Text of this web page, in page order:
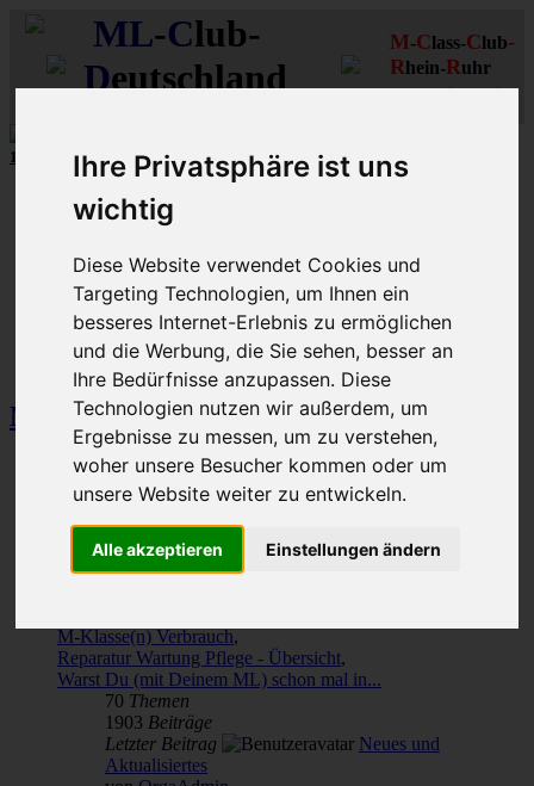
Ihre Privatsphäre ist uns
wichtig
Diese Website verwendet Cookies und
Targeting Technologien, um Ihnen ein
besseres Internet-Erlebnis zu ermöglichen
und die Werbung, die Sie sehen, besser an
Ihre Bedürfnisse anzupassen. Diese
Technologien nutzen wir außerdem, um
Ergebnisse zu messen, um zu verstehen,
woher unsere Besucher kommen oder um
unsere Website weiter zu entwickeln.
Alle akzeptieren Einstellungen ändern
ML-Club-
Deutschland
M-Class-Club-
Rhein-Ruhr
MLCDRegionalbereich
10 unserer W164 MLCD -M-Klassenaus 2009und 2010 ...mehr...
Schnellzugriff
MLCD-Ausstellung
Forennutzer
FAQ
MLCD-Seiten MLCD-Foren-Übersicht
M-Klasse-Foren
W163 W164 W166 V167
M-Klasse-Foren W163 W164 W166 V167
Forum
Themen
Letzter Beitrag
M-Klasse(n) Verbrauch,
Reparatur Wartung Pflege - Übersicht,
Warst Du (mit Deinem ML) schon mal in...
70 Themen
1903 Beiträge
Letzter Beitrag
Neues und
Aktualisiertes